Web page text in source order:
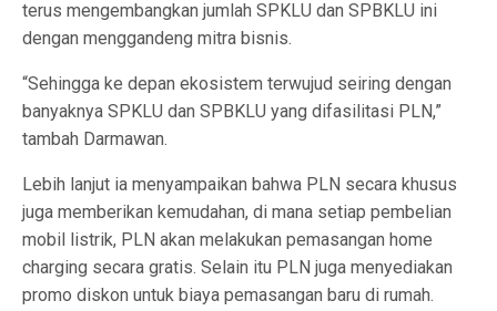
terus mengembangkan jumlah SPKLU dan SPBKLU ini
dengan menggandeng mitra bisnis.
“Sehingga ke depan ekosistem terwujud seiring dengan
banyaknya SPKLU dan SPBKLU yang difasilitasi PLN,”
tambah Darmawan.
Lebih lanjut ia menyampaikan bahwa PLN secara khusus
juga memberikan kemudahan, di mana setiap pembelian
mobil listrik, PLN akan melakukan pemasangan home
charging secara gratis. Selain itu PLN juga menyediakan
promo diskon untuk biaya pemasangan baru di rumah.